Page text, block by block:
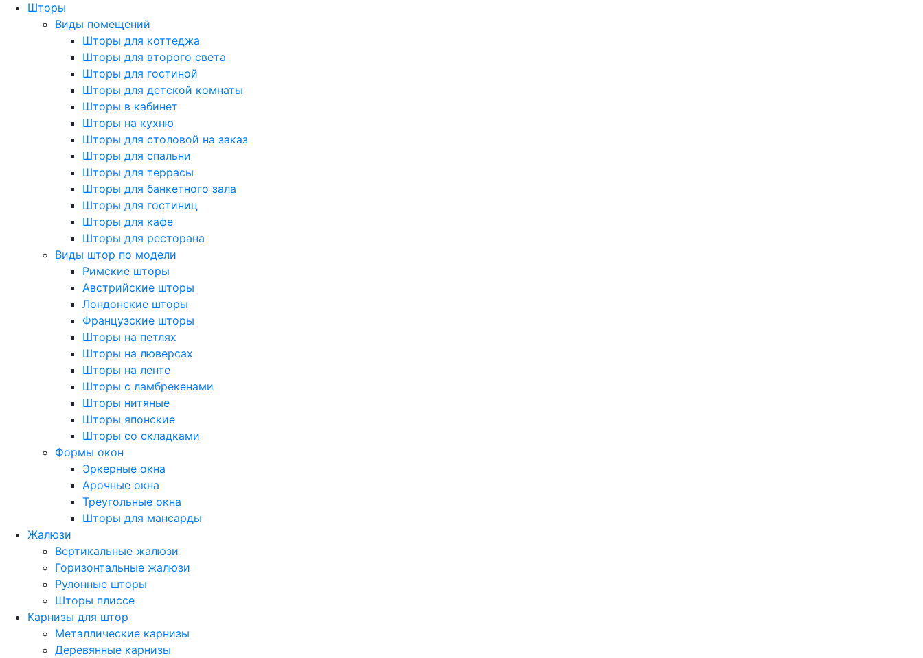
Шторы
Виды помещений
Шторы для коттеджа
Шторы для второго света
Шторы для гостиной
Шторы для детской комнаты
Шторы в кабинет
Шторы на кухню
Шторы для столовой на заказ
Шторы для спальни
Шторы для террасы
Шторы для банкетного зала
Шторы для гостиниц
Шторы для кафе
Шторы для ресторана
Виды штор по модели
Римские шторы
Австрийские шторы
Лондонские шторы
Французские шторы
Шторы на петлях
Шторы на люверсах
Шторы на ленте
Шторы с ламбрекенами
Шторы нитяные
Шторы японские
Шторы со складками
Формы окон
Эркерные окна
Арочные окна
Треугольные окна
Шторы для мансарды
Жалюзи
Вертикальные жалюзи
Горизонтальные жалюзи
Рулонные шторы
Шторы плиссе
Карнизы для штор
Металлические карнизы
Деревянные карнизы